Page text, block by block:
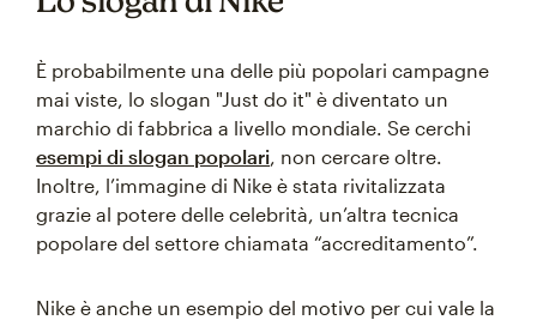
È probabilmente una delle più popolari campagne
mai viste, lo slogan "Just do it" è diventato un
marchio di fabbrica a livello mondiale. Se cerchi
esempi di slogan popolari, non cercare oltre.
Inoltre, l’immagine di Nike è stata rivitalizzata
grazie al potere delle celebrità, un’altra tecnica
popolare del settore chiamata “accreditamento”.
Nike è anche un esempio del motivo per cui vale la